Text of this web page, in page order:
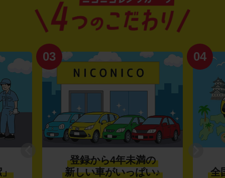
」
03
登録から4年未満の
新しい車がいっぱい♪
04
全